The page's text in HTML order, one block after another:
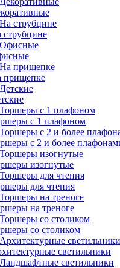
струбцине
прищепке
с 1 плафоном
с 2 и более
изогнутые
для чтения
на треноге
со столиком
светильники